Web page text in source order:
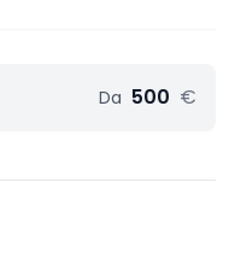
Da 500 €